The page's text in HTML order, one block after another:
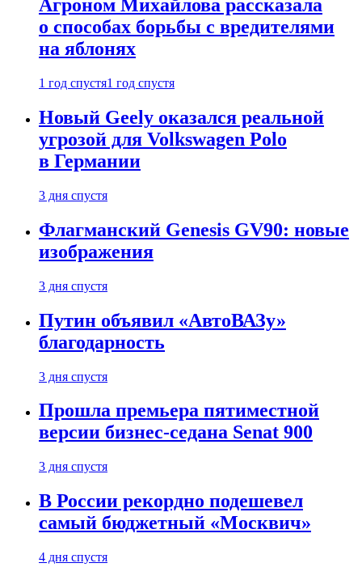
Агроном Михайлова рассказала
о способах борьбы с вредителями
на яблонях
1 год спустя1 год спустя
Новый Geely оказался реальной
угрозой для Volkswagen Polo
в Германии
3 дня спустя
Флагманский Genesis GV90: новые
изображения
3 дня спустя
Путин объявил «АвтоВАЗу»
благодарность
3 дня спустя
Прошла премьера пятиместной
версии бизнес-седана Senat 900
3 дня спустя
В России рекордно подешевел
самый бюджетный «Москвич»
4 дня спустя